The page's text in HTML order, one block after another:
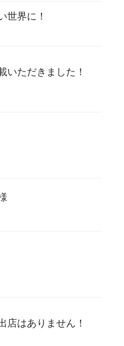
世界に！
いただきました！
店はありません！